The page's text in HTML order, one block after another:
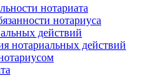
нотариата
нотариуса
действий
нотариальных действий